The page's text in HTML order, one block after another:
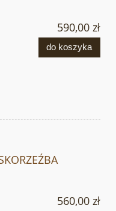
590,00 zł
do koszyka
560,00 zł